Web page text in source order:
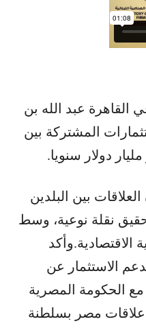
عبد الله بن
المشتركة بين
دولار سنويا.
بين البلدين
نقلة نوعية، وسط
الاقتصادية.وأكد
الاستثمار عن
الحكومة المصرية
علاقات مصر بسلطنة